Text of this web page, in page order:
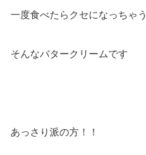
一度食べたらクセになっちゃう
そんなバタークリームです
あっさり派の方！！